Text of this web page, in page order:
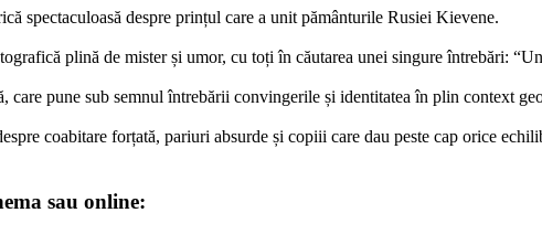
spectaculoasă despre prințul care a unit pământurile Rusiei Kievene.
plină de mister și umor, cu toți în căutarea unei singure întrebări:
care pune sub semnul întrebării convingerile și identitatea în plin context
coabitare forțată, pariuri absurde și copiii care dau peste cap orice
sau online: